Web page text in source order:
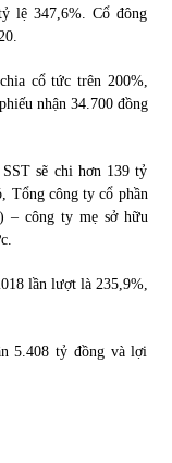
lệ 347,6%. Cổ đông
cổ tức trên 200%,
nhận 34.700 đồng
sẽ chi hơn 139 tỷ
Tổng công ty cổ phần
– công ty mẹ sở hữu
lần lượt là 235,9%,
5.408 tỷ đồng và lợi